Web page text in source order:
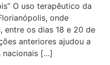
O uso terapêutico da
onde
entre os dias 18 e 20 de
anteriores ajudou a
nacionais […]